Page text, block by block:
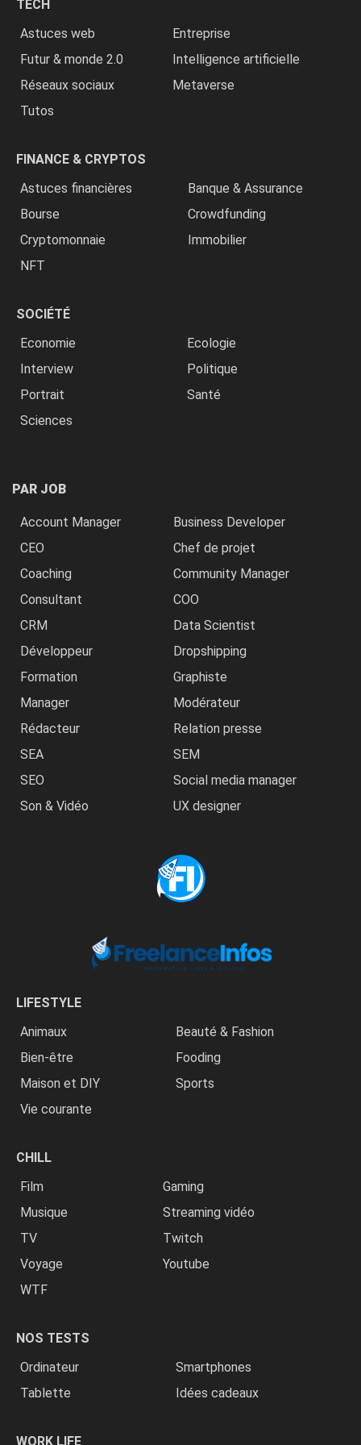
TECH
Astuces web
Entreprise
Futur & monde 2.0
Intelligence artificielle
Réseaux sociaux
Metaverse
Tutos
FINANCE & CRYPTOS
Astuces financières
Banque & Assurance
Bourse
Crowdfunding
Cryptomonnaie
Immobilier
NFT
SOCIÉTÉ
Economie
Ecologie
Interview
Politique
Portrait
Santé
Sciences
PAR JOB
Account Manager
Business Developer
CEO
Chef de projet
Coaching
Community Manager
Consultant
COO
CRM
Data Scientist
Développeur
Dropshipping
Formation
Graphiste
Manager
Modérateur
Rédacteur
Relation presse
SEA
SEM
SEO
Social media manager
Son & Vidéo
UX designer
LIFESTYLE
Animaux
Beauté & Fashion
Bien-être
Fooding
Maison et DIY
Sports
Vie courante
CHILL
Film
Gaming
Musique
Streaming vidéo
TV
Twitch
Voyage
Youtube
WTF
NOS TESTS
Ordinateur
Smartphones
Tablette
Idées cadeaux
WORK LIFE